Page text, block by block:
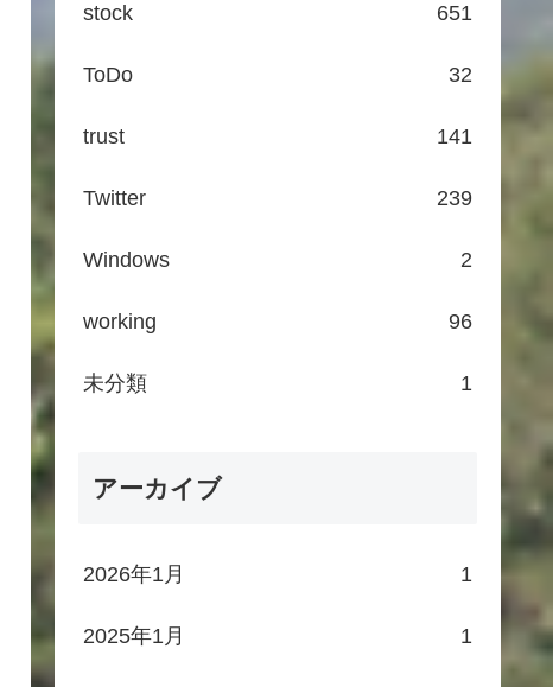
stock 651
ToDo 32
trust 141
Twitter 239
Windows 2
working 96
未分類 1
アーカイブ
2026年1月 1
2025年1月 1